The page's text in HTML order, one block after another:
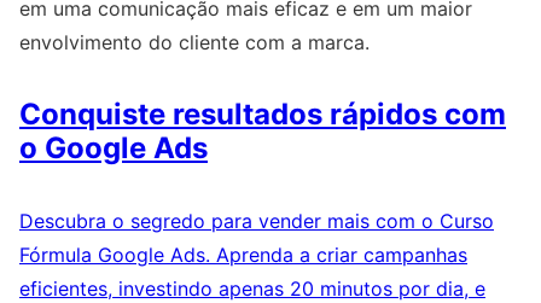
em uma comunicação mais eficaz e em um maior
envolvimento do cliente com a marca.
Conquiste resultados rápidos com
o Google Ads
Descubra o segredo para vender mais com o Curso
Fórmula Google Ads. Aprenda a criar campanhas
eficientes, investindo apenas 20 minutos por dia, e